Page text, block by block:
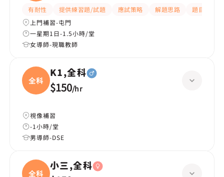
有耐性 提供練習題/試題 應試策略 解題思路
題目講解
上門補習-屯門
一星期1日-1.5小時/堂
女導師-現職教師
全科
K1,全科
$150/hr
視像補習
-1小時/堂
男導師-DSE
全科
小三,全科